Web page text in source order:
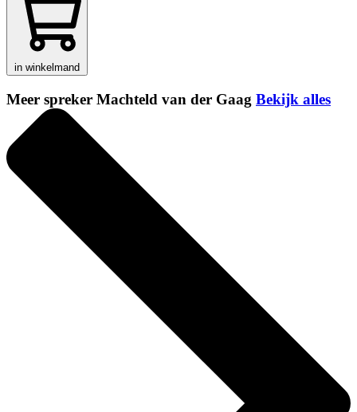
in winkelmand
Meer spreker Machteld van der Gaag Bekijk alles